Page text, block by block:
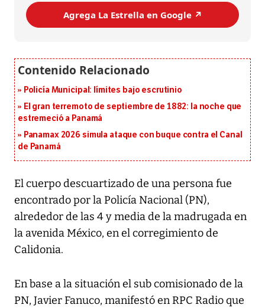
Agrega La Estrella en Google ↗️
Policía Municipal: límites bajo escrutinio
El gran terremoto de septiembre de 1882: la noche que
estremeció a Panamá
Panamax 2026 simula ataque con buque contra el Canal
de Panamá
El cuerpo descuartizado de una persona fue
encontrado por la Policía Nacional (PN),
alrededor de las 4 y media de la madrugada en
la avenida México, en el corregimiento de
Calidonia.
En base a la situación el sub comisionado de la
PN, Javier Fanuco, manifestó en RPC Radio que